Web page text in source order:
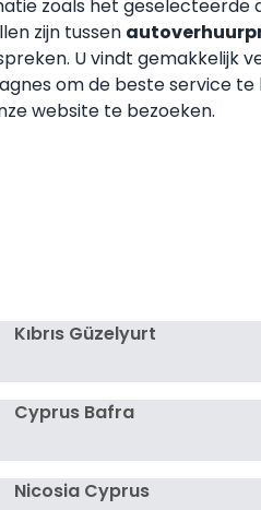
zoals het geselecteerde
zijn tussen
U vindt gemakkelijk
om de beste service
website te bezoeken.
Kıbrıs Güzelyurt
Cyprus Bafra
Nicosia Cyprus